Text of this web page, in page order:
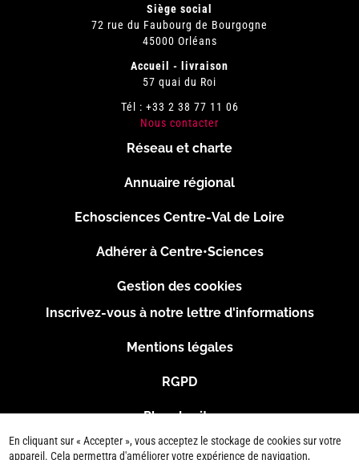
Siège social
72 rue du Faubourg de Bourgogne
45000 Orléans
Accueil - livraison
57 quai du Roi
Tél : +33 2 38 77 11 06
Nous contacter
page
Réseau et charte
Annuaire régional
Echosciences Centre-Val de Loire
Adhérer à Centre•Sciences
Gestion des cookies
Inscrivez-vous à notre lettre d'informations
Mentions légales
RGPD
Plan du site
Connexion
En cliquant sur « Accepter », vous acceptez le stockage de cookies sur votre
appareil. Cela permettra d'améliorer votre expérience de navigation,